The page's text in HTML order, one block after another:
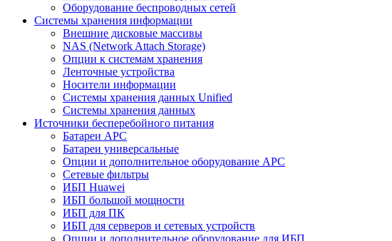
Оборудование беспроводных сетей
Системы хранения информации
Внешние дисковые массивы
NAS (Network Attach Storage)
Опции к системам хранения
Ленточные устройства
Носители информации
Системы хранения данных Unified
Системы хранения данных
Источники бесперебойного питания
Батареи APC
Батареи универсальные
Опции и дополнительное оборудование АРС
Сетевые фильтры
ИБП Huawei
ИБП большой мощности
ИБП для ПК
ИБП для серверов и сетевых устройств